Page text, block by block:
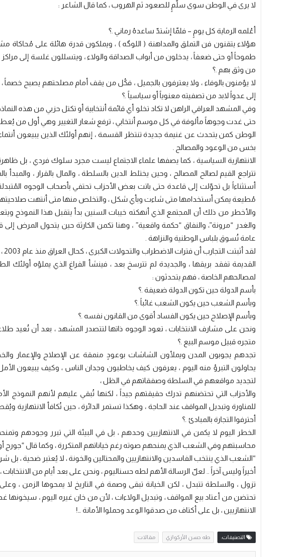
لا يرى في الوطن سوى سلّمٍ للصعود ثم الهروب ، كما قال الشاعر :
أعُلمه الرماية كل يومٍ – فلمّا إشتدّ ساعدهُ رماني .؟
هؤلاء يتقنون فن التملق والمداهنة ( اللوگه ) ، ويملكون قدرة هائلة على مُحاكاة
طموحاً أو حتى ضعفاً ، يدخلون من أبواب الصداقة والولاء ، ويتسللون غلسة إلى
من وثق بهم .؟
لا يؤمنون بالوفاء ، ولا يعترفون بالجميل ، فكُل من يقف أمام مصلحتهم يصبح
إلى عدواً لابد من تصفيته معنوياً أو سياسياً .؟
وفي المشهد العراقي الراهن لا تكاد تخلو أي قائمة أنتخابية أو تكتل حزبي من هذه
حتى غدت وجوهاً مألوفة في كل موسم أنتخابي ، ترفع شعار التغيير وهي أول من
الوطن كمن يتحدث عن غنيمة جديدة تنتظر القسمة ، إنهم أولئك الذين يبيعون
بخس من الوعود والمصالح .
الانتهازية السياسية ، كما يصفها علماء الاجتماع ليست مجرد سلوك فردي ، بل
تتراجع القيم لصالح المصالح ، وحين يختلط الدين بالسلطة ، والمال بالقرار ، والمبدأ
أستثناءاً بل تحوّلت إلى قاعدة حتى باتت بعض الأحزاب تحتفي بأصحاب الوجوه
مُطيعة يمكن أستخدامها متى شاءت وبأي شكل ، والتخلص منها متى أنتهت صلاحيتها
والأخطر من ذلك أن المجتمع الذي أنهكته خيبات السنين بدأ يتقبل هذا النموذج
والغدر “مرونة”، والنفاق “حكمة واقعية” ، وهنا تكمن الكارثة حين يتحول المرض إلى
عامة تُسوق بلباس الوطنية والنزاهة .
القديمة تفقد بريقها ، والجديدة لم تترسخ بعد ، فينشأ الفراغ الذي يملؤه
لمصالحهم الخاصة ، فهم يتحدثون :
بأسم الدولة حين تكون الدولة ضعيفة .؟
وبأسم الشعب حين يكون الشعب غائباً .؟
وبأسم الإصلاح حين يكون الفساد أقوى من القانون نفسه .؟
ونحن على مشارف الانتخابات ، تعود الوجوه ذاتها لتتصدر المشهد ، بعد أن تُعيد
متجره قبيل موسم البيع .؟
تجدهم يجوبون المدن ويملأون الشاشات بوعودٍ منمقة عن الإصلاح والإعمار
يحاولون التبرؤ منه اليوم ، يعرفون كيف يخاطبون وجدان الناس ، وكيف يبيعون
لتجديد مواقعهم في السلطة وصفقاتهم في الظل ،
والأحزاب التي تحتضنهم تدرك حقيقتهم جيداً ، لكنها تُبقي عليهم لأنهم النموذج
للمناورة وتبديل المواقف عند الحاجة ، وهكذا تستمر الدائرة ، حين تُكافأ
أحترفوا التجارة بالمبادئ .؟
الخطر اليوم لا يكمن في الانتهازيين وحدهم ، بل في البيئة التي تبرر وجودهم
محاسبتهم وفي الشعب الذي يمنحهم صوته رغم خياناتهم المتكررة ، وكما قال “جورج
“الشعب الذي ينتخب الفاسدين والانتهازيين والمحتالين والخونة ، لا يُعتبر ضحية ، بل
أخيراً وليس آخراً .. لعلّ الرسالة الأهم لطه حسناليوم ، ونحن على بعد أيام من
تزول ، والسلطة تتبدل ، لكن الخيانة تبقى وصمة في التاريخ لا يمحوها الزمن ،
تحتضن من أعتاد بيع المواقف ، وتبديل الولاءات ، لأن من خان غيره اليوم ، سيخونها
الانتهازيين ، بل على أكتاف من صدقوا الوعد وحملوا الأمانة …!
التصنيفات: طه حسن الأركوازي مقالات